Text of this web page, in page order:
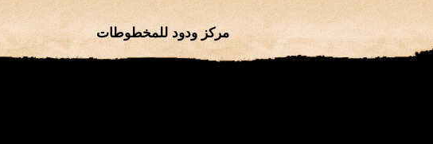
مركز ودود للمخطوطات